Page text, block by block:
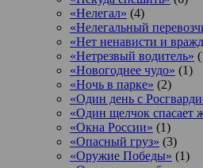
«Нелегал» (4)
«Нелегальный
«Нет ненависти и
«Нетрезвый водитель»
«Новогоднее чудо» (1)
«Ночь в парке» (2)
«Один день с
«Один щелчок спасает
«Окна России» (1)
«Опасный груз» (3)
«Оружие Победы» (1)